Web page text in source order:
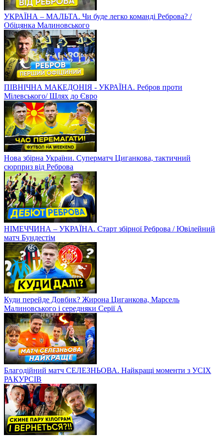
УКРАЇНА – МАЛЬТА. Чи буде легко команді Реброва? /
Обіцянка Малиновського
ПІВНІЧНА МАКЕДОНІЯ - УКРАЇНА. Ребров проти
Мілевського/ Шлях до Євро
Нова збірна України. Суперматч Циганкова, тактичний
сюрприз від Реброва
НІМЕЧЧИНА – УКРАЇНА. Старт збірної Реброва / Ювілейний
матч Бундестім
Куди перейде Довбик? Жирона Циганкова, Марсель
Малиновського і середняки Серії А
Благодійний матч СЕЛЕЗНЬОВА. Найкращі моменти з УСІХ
РАКУРСІВ